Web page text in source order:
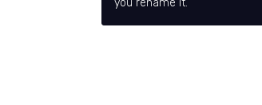
you rename it.